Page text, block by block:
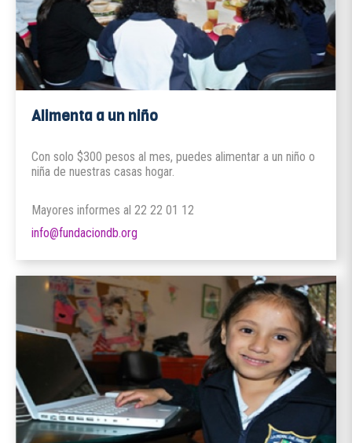
Alimenta a un niño
Con solo $300 pesos al mes, puedes alimentar a un niño o
niña de nuestras casas hogar.
Mayores informes al 22 22 01 12
info@fundaciondb.org